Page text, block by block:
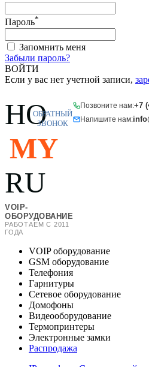
Пароль*
Запомнить меня
Забыли пароль?
ВОЙТИ
Если у вас нет учетной записи,
HO
MY
RU
VOIP-
ОБОРУДОВАНИЕ
РАБОТАЕМ С 2011
ГОДА
Позвоните нам:+7
Напишите нам:
ОБРАТНЫЙ
ЗВОНОК
VOIP оборудование
GSM оборудование
Телефония
Гарнитуры
Сетевое оборудование
Домофоны
Видеооборудование
Термопринтеры
Электронные замки
Распродажа